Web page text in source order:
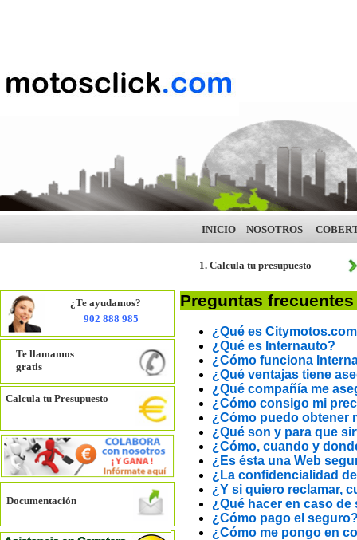
1. Calcula tu presupuesto
902 888 985
¿Te ayudamos?
Documentación
Te llamamos
gratis
Calcula tu Presupuesto
INICIO NOSOTROS
Preguntas frecuentes
¿Qué es
¿Qué es Internauto?
¿Cómo funciona
¿Qué ventajas tiene
¿Qué compañía me
¿Cómo consigo mi
¿Cómo puedo obtener
¿Qué son y para que
¿Cómo, cuando y
¿Es ésta una Web
¿La confidencialidad
¿Y si quiero reclamar,
¿Qué hacer en caso de
¿Cómo pago el
¿Cómo me pongo en